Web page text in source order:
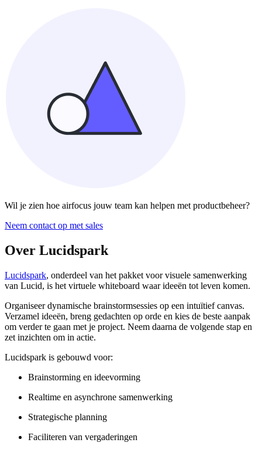
Wil je zien hoe airfocus jouw team kan helpen met productbeheer?
Neem contact op met sales
Over Lucidspark
Lucidspark, onderdeel van het pakket voor visuele samenwerking
van Lucid, is het virtuele whiteboard waar ideeën tot leven komen.
Organiseer dynamische brainstormsessies op een intuïtief canvas.
Verzamel ideeën, breng gedachten op orde en kies de beste aanpak
om verder te gaan met je project. Neem daarna de volgende stap en
zet inzichten om in actie.
Lucidspark is gebouwd voor:
Brainstorming en ideevorming
Realtime en asynchrone samenwerking
Strategische planning
Faciliteren van vergaderingen